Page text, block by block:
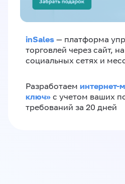
inSales — платформа
торговлей через сайт,
социальных сетях и
Разработаем интернет-
ключ»‎ с учетом ваших
требований за 20 дней